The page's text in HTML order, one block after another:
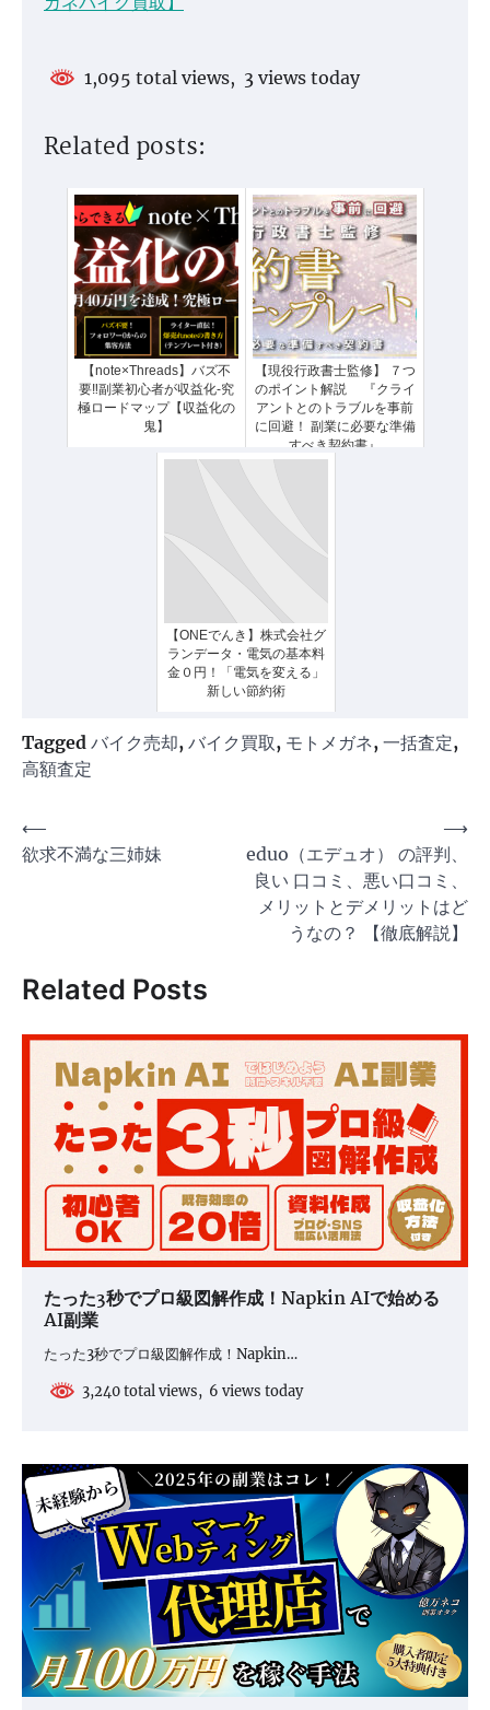
1,095 total views, 3 views today
Related posts:
【note×Threads】バズ不
要‼︎副業初心者が収益化‐究
極ロードマップ【収益化の
鬼】
【現役行政書士監修】 ７つ
のポイント解説 『クライ
アントとのトラブルを事前
に回避！ 副業に必要な準備
すべき契約書』
【ONEでんき】株式会社グ
ランデータ・電気の基本料
金０円！「電気を変える」
新しい節約術
Tagged バイク売却, バイク買取, モトメガネ, 一括査定,
高額査定
投
稿
ー
シ
⟵
欲求不満な三姉妹
eduo（エデュオ） の評判、
良い 口コミ、悪い口コミ、
メリットとデメリットはど
うなの？ 【徹底解説】
⟶
Related Posts
たった3秒でプロ級図解作成！Napkin AIで始める
AI副業
たった3秒でプロ級図解作成！Napkin…
3,240 total views, 6 views today